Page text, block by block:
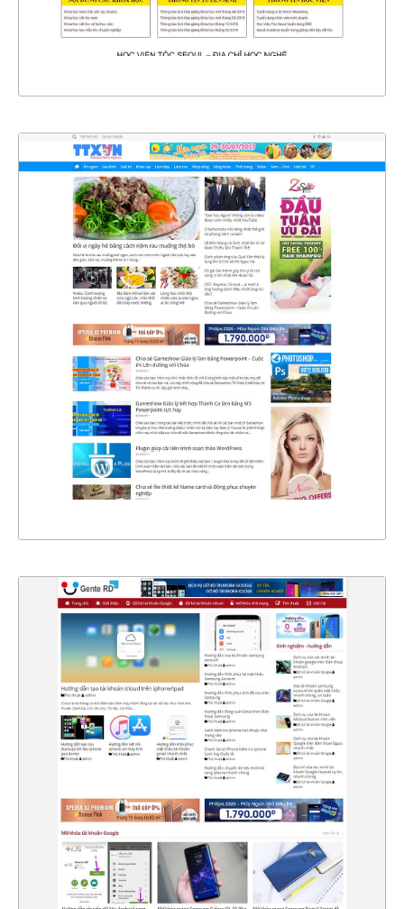
XEM THỰC TẾ
4347
CHI TIẾT
XEM THỰC TẾ
4349
CHI TIẾT